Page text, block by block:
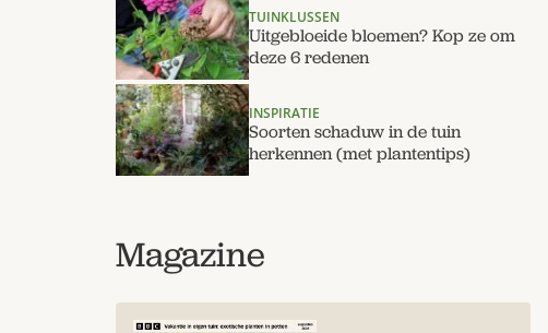
TUINKLUSSEN
Uitgebloeide bloemen? Kop ze om
deze 6 redenen
INSPIRATIE
Soorten schaduw in de tuin
herkennen (met plantentips)
Magazine